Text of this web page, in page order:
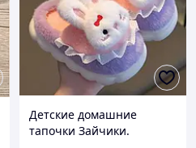
Детские домашние
тапочки Зайчики.